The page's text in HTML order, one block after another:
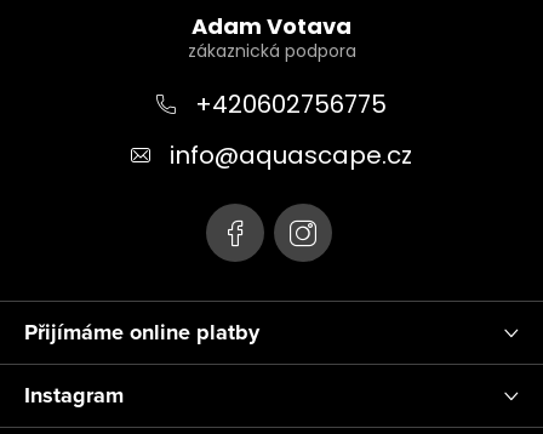
Přijímáme online platby
Adam Votava
+420602756775
info@aquascape.cz
Instagram